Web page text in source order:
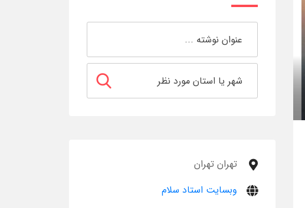
تهران تهران
وبسایت استاد سلام